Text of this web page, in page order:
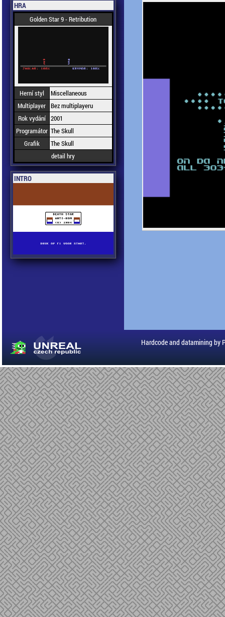
HRA
Golden Star 9 - Retribution
Herní styl
Miscellaneous
Multiplayer Bez multiplayeru
Rok vydání 2001
Programátor The Skull
Grafik
The Skull
detail hry
INTRO
Hardcode and datamining by